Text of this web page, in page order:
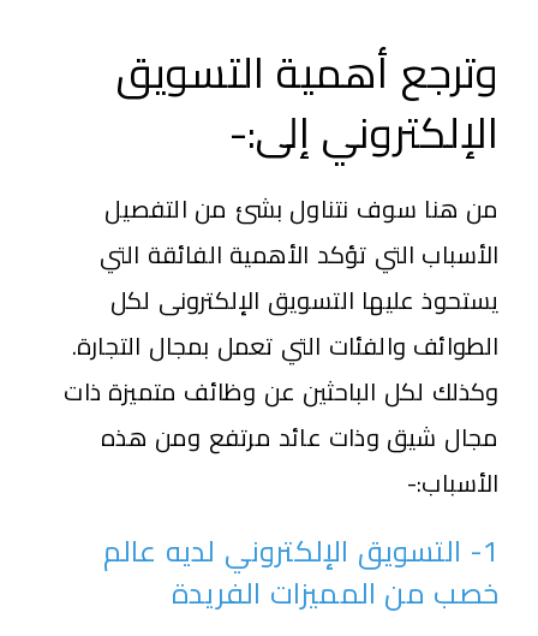
وترجع أهمية التسويق
الإلكتروني إلى:-
من هنا سوف نتناول بشئ من التفصيل
الأسباب التي تؤكد الأهمية الفائقة التي
يستحوذ عليها التسويق الإلكترونى لكل
الطوائف والفئات التي تعمل بمجال التجارة.
وكذلك لكل الباحثين عن وظائف متميزة ذات
مجال شيق وذات عائد مرتفع ومن هذه
الأسباب:-
1- التسويق الإلكتروني لديه عالم
خصب من المميزات الفريدة